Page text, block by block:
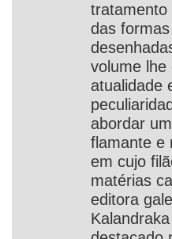
tratamento
das
volume lhe
atualidade
abordar
flamante e
em cujo
matérias
editora